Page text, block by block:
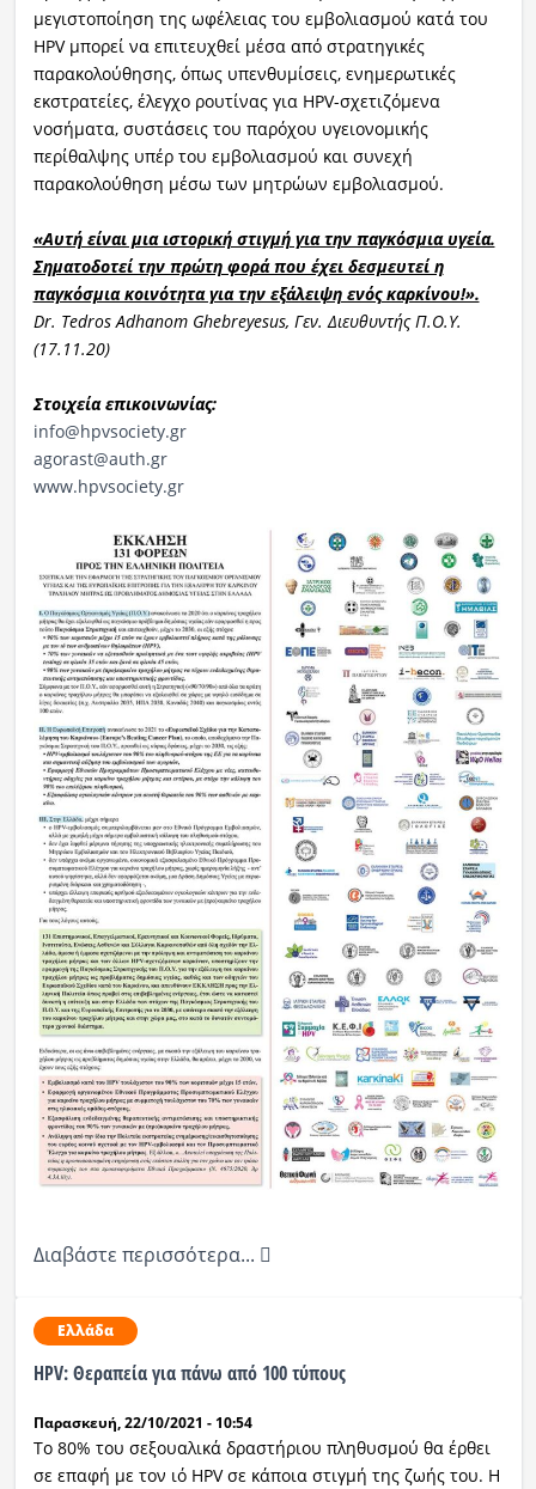
μεγιστοποίηση της ωφέλειας του εμβολιασμού κατά του
HPV μπορεί να επιτευχθεί μέσα από στρατηγικές
παρακολούθησης, όπως υπενθυμίσεις, ενημερωτικές
εκστρατείες, έλεγχο ρουτίνας για HPV-σχετιζόμενα
νοσήματα, συστάσεις του παρόχου υγειονομικής
περίθαλψης υπέρ του εμβολιασμού και συνεχή
παρακολούθηση μέσω των μητρώων εμβολιασμού.
«Αυτή είναι μια ιστορική στιγμή για την παγκόσμια υγεία.
Σηματοδοτεί την πρώτη φορά που έχει δεσμευτεί η
παγκόσμια κοινότητα για την εξάλειψη ενός καρκίνου!».
Dr. Tedros Adhanom Ghebreyesus, Γεν.Διευθυντής Π.Ο.Υ.
(17.11.20)
Στοιχεία επικοινωνίας:
info@hpvsociety.gr
agorast@auth.gr
www.hpvsociety.gr
Διαβάστε περισσότερα...
Ελλάδα
HPV: Θεραπεία για πάνω από 100 τύπους
Παρασκευή, 22/10/2021 - 10:54
Το 80% του σεξουαλικά δραστήριου πληθυσμού θα έρθει
σε επαφή με τον ιό HPV σε κάποια στιγμή της ζωής του. Η